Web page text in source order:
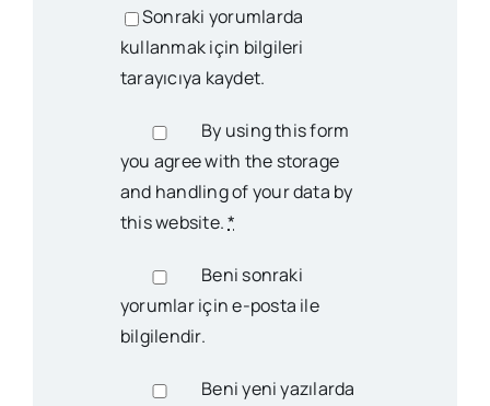
Sonraki yorumlarda
kullanmak için bilgileri
tarayıcıya kaydet.
By using this form
you agree with the storage
and handling of your data by
this website.*
Beni sonraki
yorumlar için e-posta ile
bilgilendir.
Beni yeni yazılarda